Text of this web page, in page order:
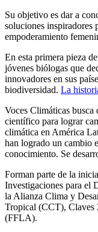
Su objetivo es dar a
soluciones inspiradores
empoderamiento
En esta primera pieza
jóvenes biólogas que
innovadores en sus
biodiversidad. La
Voces Climáticas
científico para lograr
climática en América
han logrado un cambio
conocimiento. Se
Forman parte de la
Investigaciones para el
la Alianza Clima y
Tropical (CCT), Claves
(FFLA).